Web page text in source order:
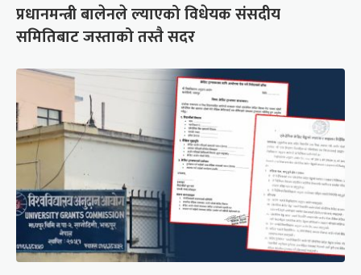
प्रधानमन्त्री बालेनले ल्याएको विधेयक संसदीय
समितिबाट जस्ताको तस्तै सदर